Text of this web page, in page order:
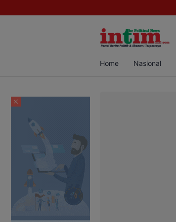
Sabu di Pangkalan Bun, Dua Pelaku Diamankan
Home Nasional